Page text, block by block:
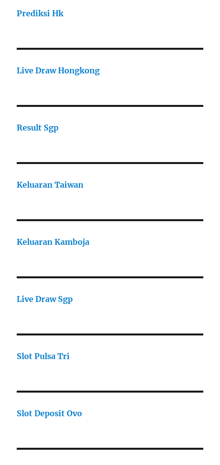
Prediksi Hk
Live Draw Hongkong
Result Sgp
Keluaran Taiwan
Keluaran Kamboja
Live Draw Sgp
Slot Pulsa Tri
Slot Deposit Ovo